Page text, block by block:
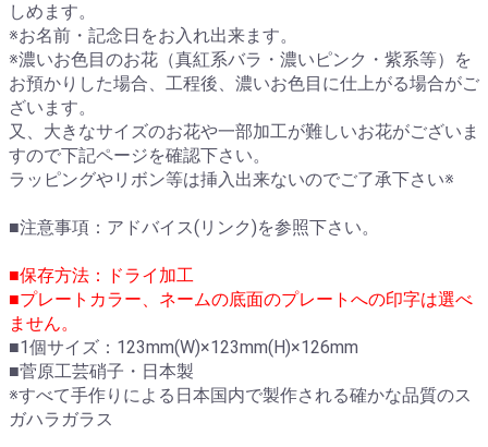
しめます。
※お名前・記念日をお入れ出来ます。
※濃いお色目のお花（真紅系バラ・濃いピンク・紫系等）を
お預かりした場合、工程後、濃いお色目に仕上がる場合がご
ざいます。
又、大きなサイズのお花や一部加工が難しいお花がございま
すので下記ページを確認下さい。
ラッピングやリボン等は挿入出来ないのでご了承下さい※
■注意事項： アドバイス(リンク)を参照下さい。
■保存方法：ドライ加工
■プレートカラー、ネームの底面のプレートへの印字は選べ
ません。
■1個サイズ：123mm(W)×123mm(H)×126mm
■菅原工芸硝子・日本製
※すべて手作りによる日本国内で製作される確かな品質のス
ガハラガラス